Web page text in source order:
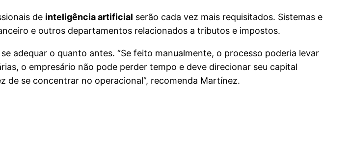
de inteligência artificial serão cada vez mais requisitados. Sistemas e
e outros departamentos relacionados a tributos e impostos.
adequar o quanto antes. “Se feito manualmente, o processo poderia levar
o empresário não pode perder tempo e deve direcionar seu capital
de se concentrar no operacional”, recomenda Martínez.